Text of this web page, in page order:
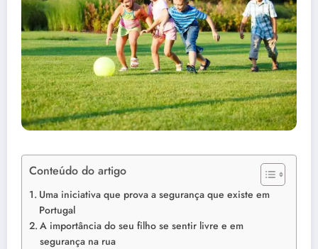
Conteúdo do artigo
Uma iniciativa que prova a segurança que existe em
Portugal
A importância do seu filho se sentir livre e em
segurança na rua